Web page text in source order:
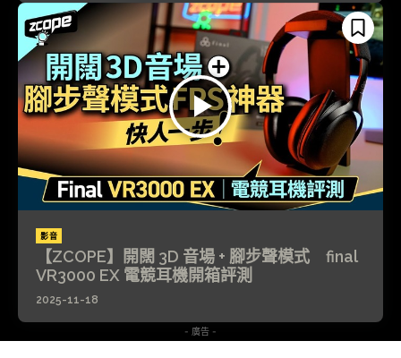
影音
【ZCOPE】開闊 3D 音場 + 腳步聲模式 final
VR3000 EX 電競耳機開箱評測
2025-11-18
- 廣告 -